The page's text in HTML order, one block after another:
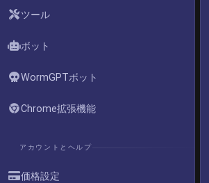
ツール
ボット
WormGPTボット
Chrome拡張機能
アカウントとヘルプ
価格設定